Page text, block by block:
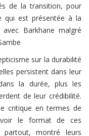
de la transition, pour
qui est présentée à la
Barkhane malgré
sur la durabilité
persistent dans leur
la durée, plus les
de leur crédibilité.
critique en termes de
le format de ces
montré leurs